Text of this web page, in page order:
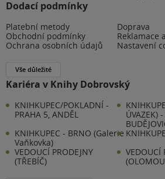
Dodací podmínky
Platební metody
Doprava
Obchodní podmínky
Reklamace
Ochrana osobních údajů
Nastavení
Vše důležité
Kariéra v Knihy Dobrovský
KNIHKUPEC/POKLADNÍ -
PRAHA 5, ANDĚL
ÚVAZEK) -
KNIHKUPEC - BRNO (Galerie
Vaňkovka)
VEDOUCÍ PRODEJNY
(TŘEBÍČ)
VEDOUCÍ